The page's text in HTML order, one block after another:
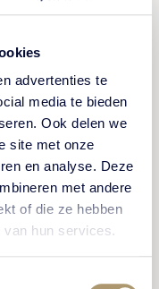
advertenties te
media te bieden
Ook delen we
site met onze
en analyse. Deze
met andere
of die ze hebben
hun services.
of -suites
op het landgoed.
terras. Laat u
de natuurrijke